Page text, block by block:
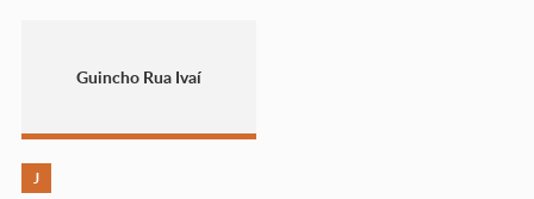
Guincho Rua Ivaí
J